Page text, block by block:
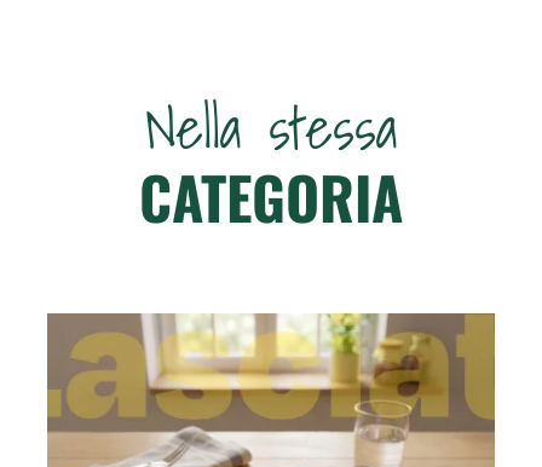
Nella stessa
CATEGORIA